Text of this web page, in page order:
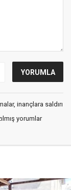
inançlara saldırı
yorumlar